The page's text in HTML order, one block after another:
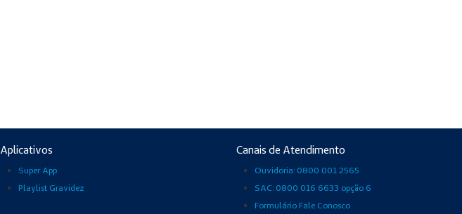
Aplicativos
Super App
Playlist Gravidez
Canais de Atendimento
Ouvidoria: 0800 001 2565
SAC: 0800 016 6633 opção 6
Formulário Fale Conosco